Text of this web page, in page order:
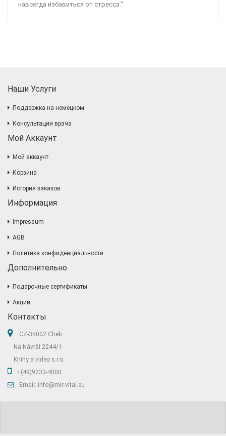
навсегда избавиться от стресса."
Наши Услуги
Поддержка на немецком
Консультации врача
Мой Аккаунт
Мой аккаунт
Корзина
История заказов
Информация
Impressum
AGB
Политика конфиденциальности
Дополнительно
Подарочные сертификаты
Акции
Контакты
CZ-35002 Cheb
Na Návrší 2244/1
Knihy a video s.r.o.
+(49)9233-4000
Email: info@mir-vital.eu